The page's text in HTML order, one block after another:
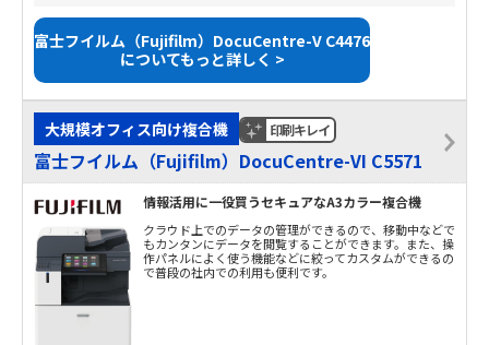
富士フイルム（Fujifilm）DocuCentre-V C4476
についてもっと詳しく >
大規模オフィス向け複合機 印刷キレイ
富士フイルム（Fujifilm）DocuCentre-VI C5571
情報活用に一役買うセキュアなA3カラー複合機
クラウド上でのデータの管理ができるので、移動中などで
もカンタンにデータを閲覧することができます。また、操
作パネルによく使う機能などに絞ってカスタムができるの
で普段の社内での利用も便利です。